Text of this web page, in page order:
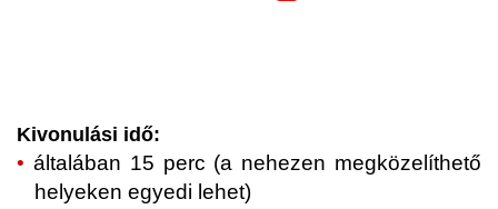
Kivonulási idő:
általában 15 perc (a nehezen megközelíthető
helyeken egyedi lehet)